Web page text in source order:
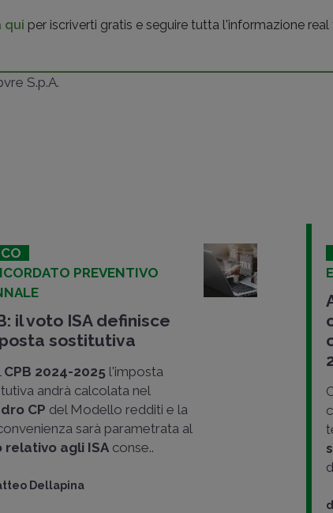
qui per iscriverti gratis e seguire tutta l'informazione real
S.p.A.
PREVENTIVO
il voto ISA definisce
sostitutiva
CPB 2024-2025 l'imposta
andrà calcolata nel
CP del Modello redditi e la
sarà parametrata al
relativo agli ISA conse..
Dellapina